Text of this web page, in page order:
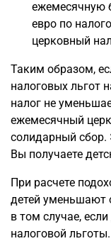
ежемесячную
евро по
церковный
Таким образом,
налоговых льгот
налог не
ежемесячный
солидарный сбор.
Вы получаете
При расчете
детей уменьшают
в том случае,
налоговой